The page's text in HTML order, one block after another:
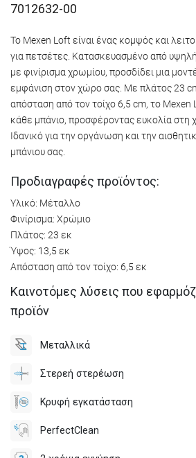
7012632-00
Το Mexen Loft είναι ένας κομψός και
για πετσέτες. Κατασκευασμένο από
με φινίρισμα χρωμίου, προσδίδει μια
εμφάνιση στον χώρο σας. Με πλάτος 23
απόσταση από τον τοίχο 6,5 cm, το Mexen
κάθε μπάνιο, προσφέροντας ευκολία στη
Ιδανικό για την οργάνωση και την
μπάνιου σας.
Προδιαγραφές προϊόντος:
Υλικό: Μέταλλο
Φινίρισμα: Χρώμιο
Πλάτος: 23 εκ
Ύψος: 13,5 εκ
Απόσταση από τον τοίχο: 6,5 εκ
Καινοτόμες λύσεις που
προϊόν
Μεταλλικά
Στερεή στερέωση
Κρυφή εγκατάσταση
PerfectClean